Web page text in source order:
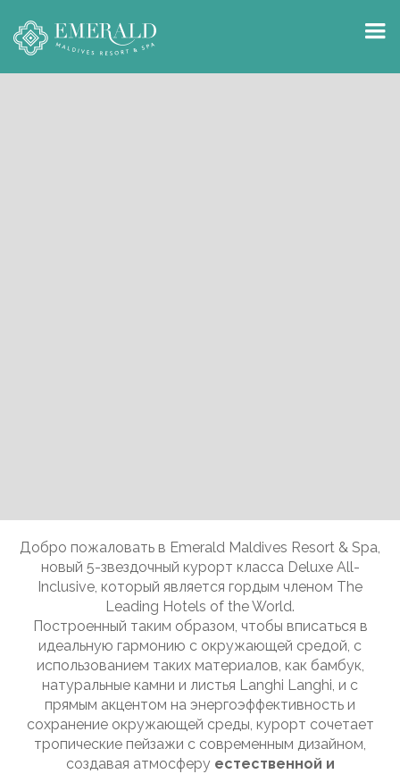
Добро пожаловать в Emerald Maldives Resort & Spa,
новый 5-звездочный курорт класса Deluxe All-
Inclusive, который является гордым членом The
Leading Hotels of the World.
Построенный таким образом, чтобы вписаться в
идеальную гармонию с окружающей средой, с
использованием таких материалов, как бамбук,
натуральные камни и листья Langhi Langhi, и с
прямым акцентом на энергоэффективность и
сохранение окружающей среды, курорт сочетает
тропические пейзажи с современным дизайном,
создавая атмосферу естественной и